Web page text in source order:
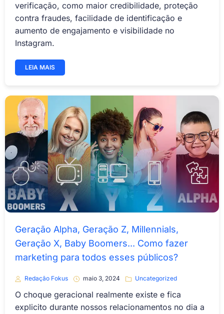
verificação, como maior credibilidade, proteção
contra fraudes, facilidade de identificação e
aumento de engajamento e visibilidade no
Instagram.
LEIA MAIS
Geração Alpha, Geração Z, Millennials,
Geração X, Baby Boomers... Como fazer
marketing para todos esses públicos?
Redação Fokus maio 3, 2024 Uncategorized
O choque geracional realmente existe e fica
explicito durante nossos relacionamentos no dia a